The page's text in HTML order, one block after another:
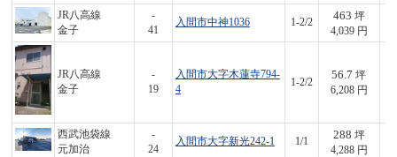
JR八高線
金子
-
41
入間市中神1036 1-2/2
463 坪
4,039 円
JR八高線
金子
-
19
入間市大字木蓮寺794-
4
1-2/2
56.7 坪
6,208 円
西武池袋線
元加治
-
24
入間市大字新光242-1 1/1
288 坪
4,288 円